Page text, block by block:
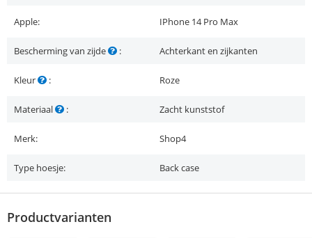
Apple: IPhone 14 Pro Max
Bescherming van zijde : Achterkant en zijkanten
Kleur : Roze
Materiaal : Zacht kunststof
Merk: Shop4
Type hoesje: Back case
Productvarianten